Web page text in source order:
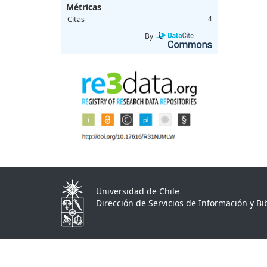
Métricas
Citas 4
By
Universidad de Chile
Dirección de Servicios de Información y